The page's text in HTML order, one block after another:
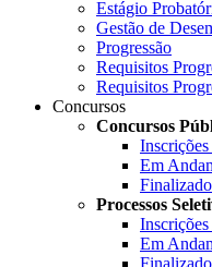
Estágio
Gestão de
Progressão
Requisitos
Requisitos
Concursos
Concursos
Em
Processos
Em